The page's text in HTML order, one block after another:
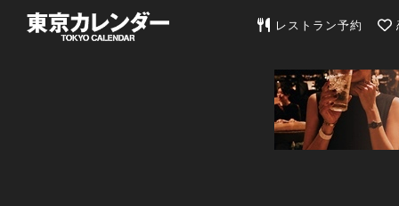
東京カレンダー | 最新
レストラン予約